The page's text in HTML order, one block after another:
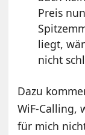
Preis
liegt,
nicht
Dazu
WiF-Calling,
für mich